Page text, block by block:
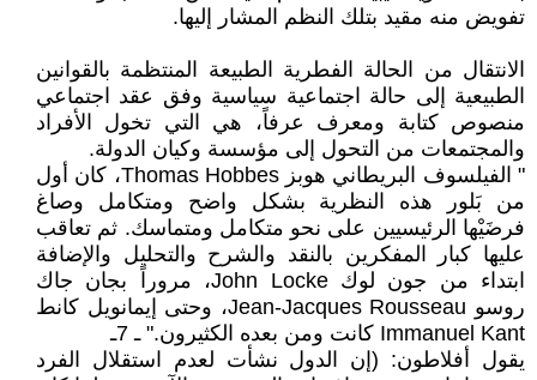
تفويض منه مقيد بتلك النظم المشار إليها.
الانتقال من الحالة الفطرية الطبيعة المنتظمة بالقوانين
الطبيعية إلى حالة اجتماعية سياسية وفق عقد اجتماعي
منصوص كتابة ومعرف عرفاً، هي التي تخول الأفراد
والمجتمعات من التحول إلى مؤسسة وكيان الدولة.
" الفيلسوف البريطاني هوبز Thomas Hobbes، كان أول
من بَلور هذه النظرية بشكل واضح ومتكامل وصاغ
فرضَيْها الرئيسيين على نحو متكامل ومتماسك. ثم تعاقب
عليها كبار المفكرين بالنقد والشرح والتحليل والإضافة
ابتداء من جون لوك John Locke، مروراً بجان جاك
روسو Jean-Jacques Rousseau، وحتى إيمانويل كانط
Immanuel Kant كانت ومن بعده الكثيرون." ـ 7ـ
يقول أفلاطون: (إن الدول نشأت لعدم استقلال الفرد